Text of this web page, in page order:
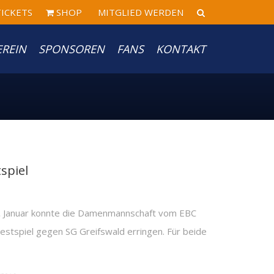
SHOP MITGLIED WERDEN
SPONSOREN FANS KONTAKT
konnte die Damenmannschaft vom EBC
gegen SG Greifswald erringen. Für beide